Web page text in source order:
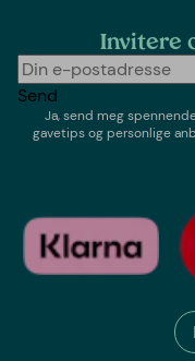
Invitere
Send
Ja, send meg
gavetips og personlige